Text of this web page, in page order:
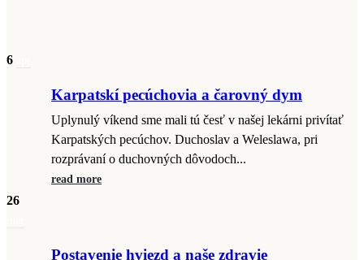
6
Karpatskí pecúchovia a čarovný dym
Uplynulý víkend sme mali tú česť v našej lekárni privítať
Karpatských pecúchov. Duchoslav a Weleslawa, pri
rozprávaní o duchovných dôvodoch...
read more
26
Postavenie hviezd a naše zdravie